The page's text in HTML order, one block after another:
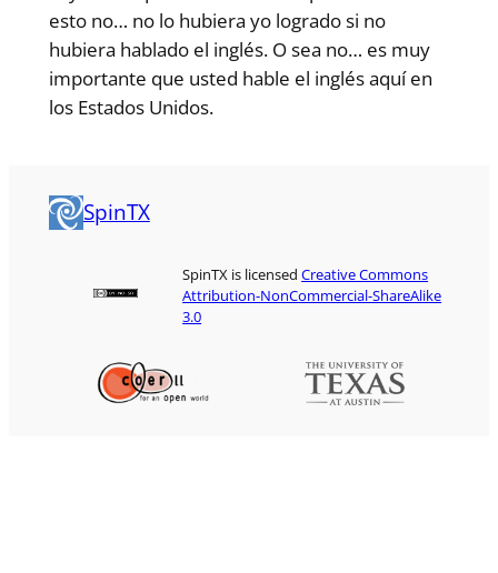
esto no… no lo hubiera yo logrado si no
hubiera hablado el inglés. O sea no… es muy
importante que usted hable el inglés aquí en
los Estados Unidos.
SpinTX
SpinTX is licensedCreative Commons
Attribution-NonCommercial-ShareAlike
3.0